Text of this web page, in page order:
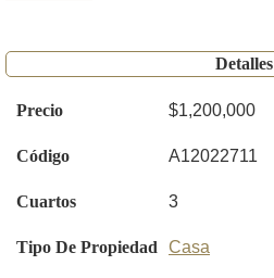
Detalles
Precio $1,200,000
Código A12022711
Cuartos 3
Tipo De Propiedad Casa